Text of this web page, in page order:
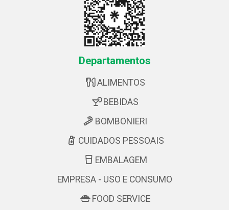
Departamentos
ALIMENTOS
BEBIDAS
BOMBONIERI
CUIDADOS PESSOAIS
EMBALAGEM
EMPRESA - USO E CONSUMO
FOOD SERVICE